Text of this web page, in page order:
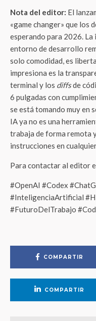
Nota del editor: El
«game changer» que los
esperando para 2026. La
entorno de desarrollo
solo comodidad, es
impresiona es la
terminal y los diffsde
6 pulgadas con
se está tomando muy en
IA ya no es una
trabaja de forma remota
instrucciones en
Para contactar al editor
#OpenAI #Codex
#InteligenciaArtificial
#FuturoDelTrabajo
COMPARTIR
COMPARTIR